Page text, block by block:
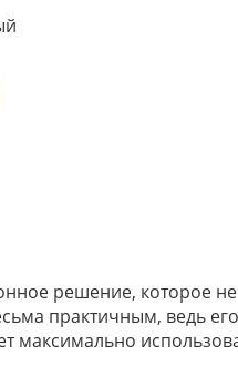
решение, которое
практичным, ведь
максимально